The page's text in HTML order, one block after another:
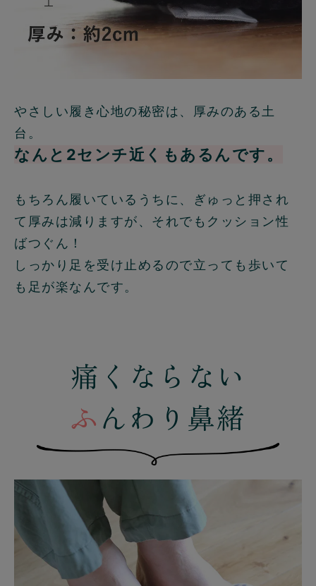
やさしい履き心地の秘密は、厚みのある土
台。
なんと2センチ近くもあるんです。
もちろん履いているうちに、ぎゅっと押され
て厚みは減りますが、それでもクッション性
ばつぐん！
しっかり足を受け止めるので立っても歩いて
も足が楽なんです。
痛くならない
ふんわり鼻緒